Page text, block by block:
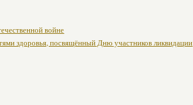
войне
здоровья, посвящённый Дню участников ликвидации